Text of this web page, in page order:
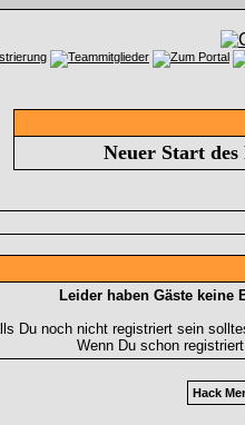
Neuer Start
Leider haben Gäste keine
Du noch nicht registriert sein
Wenn Du schon
Hack